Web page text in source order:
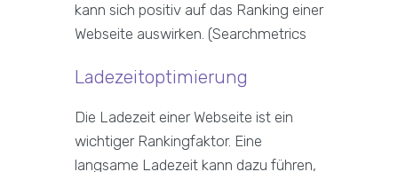
kann sich positiv auf das Ranking einer
Webseite auswirken. (Searchmetrics
Ladezeitoptimierung
Die Ladezeit einer Webseite ist ein
wichtiger Rankingfaktor. Eine
langsame Ladezeit kann dazu führen,